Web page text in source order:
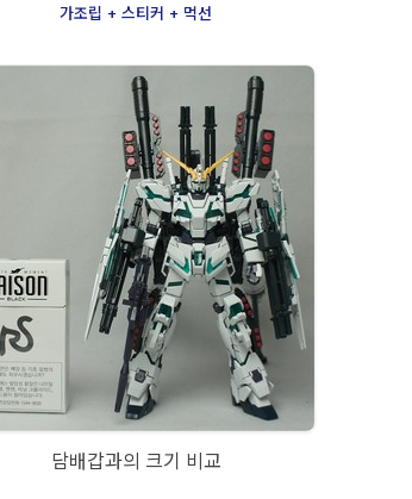
가조립 + 스티커 + 먹선
담배갑과의 크기 비교